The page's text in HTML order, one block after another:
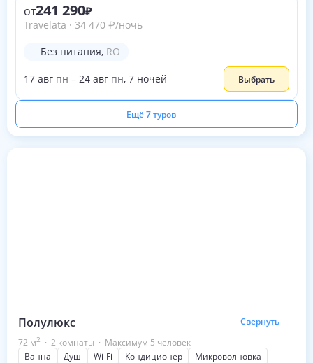
от241 290
Travelata · 34 470 ₽/ночь
Без питания, RO
17 авг пн – 24 авг пн, 7 ночей Выбрать
Ещё 7 туров
Полулюкс
Свернуть
72 м2 · 2 комнаты · Максимум 5 человек
Ванна
Душ Wi-Fi Кондиционер
Микроволновка